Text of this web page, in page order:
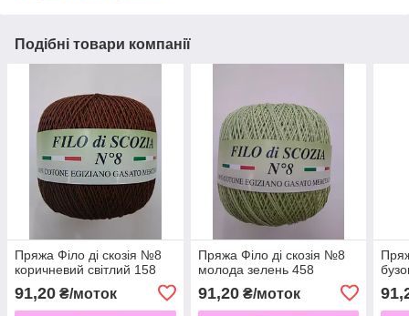
Подібні товари компанії
Пряжа Філо ді скозія №8
коричневий світлий 158
91,20 ₴/моток
Пряжа Філо ді скозія №8
молода зелень 458
91,20₴/моток